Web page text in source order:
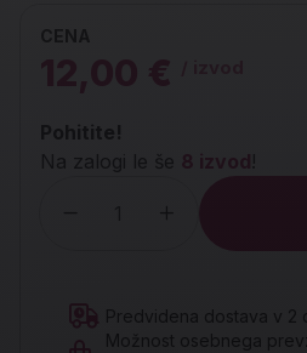
CENA
12,00 €
Pohitite!
Na zalogi le še 8 izvod !
Predvidena dostava v 2
Možnost osebnega